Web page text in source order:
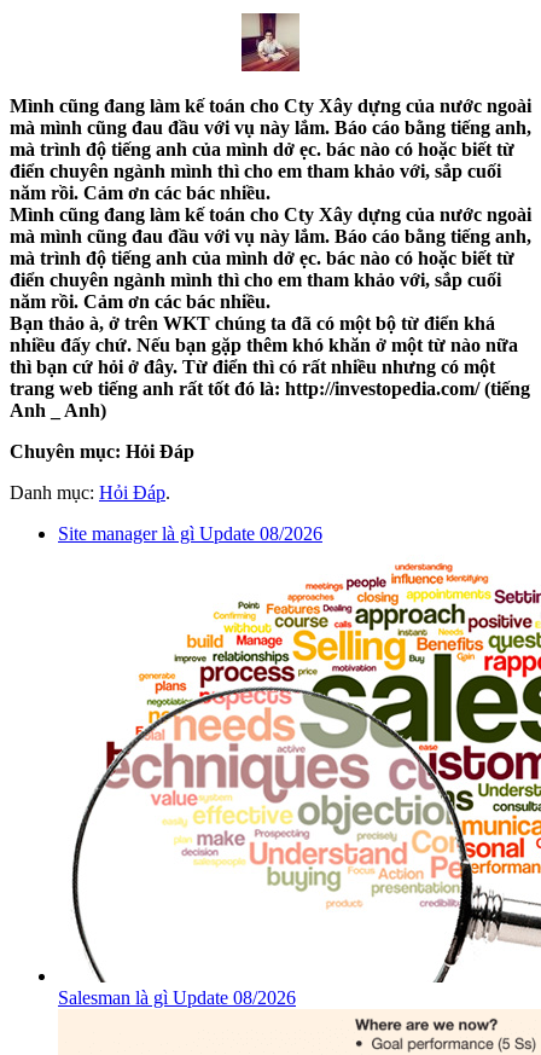
Mình cũng đang làm kế toán cho Cty Xây dựng của nước ngoài
mà mình cũng đau đầu với vụ này lắm. Báo cáo bằng tiếng anh,
mà trình độ tiếng anh của mình dở ẹc. bác nào có hoặc biết từ
điển chuyên ngành mình thì cho em tham khảo với, sắp cuối
năm rồi. Cảm ơn các bác nhiều.
Mình cũng đang làm kế toán cho Cty Xây dựng của nước ngoài
mà mình cũng đau đầu với vụ này lắm. Báo cáo bằng tiếng anh,
mà trình độ tiếng anh của mình dở ẹc. bác nào có hoặc biết từ
điển chuyên ngành mình thì cho em tham khảo với, sắp cuối
năm rồi. Cảm ơn các bác nhiều.
Bạn thảo à, ở trên WKT chúng ta đã có một bộ từ điển khá
nhiều đấy chứ. Nếu bạn gặp thêm khó khăn ở một từ nào nữa
thì bạn cứ hỏi ở đây. Từ điển thì có rất nhiều nhưng có một
trang web tiếng anh rất tốt đó là: http://investopedia.com/ (tiếng
Anh _ Anh)
Chuyên mục: Hỏi Đáp
Danh mục: Hỏi Đáp.
Site manager là gì Update 08/2026
Salesman là gì Update 08/2026